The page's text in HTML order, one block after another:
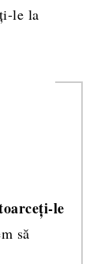
le la
le
să